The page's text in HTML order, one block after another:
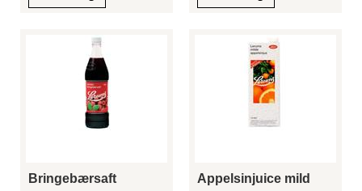
Bringebærsaft Appelsinjuice mild